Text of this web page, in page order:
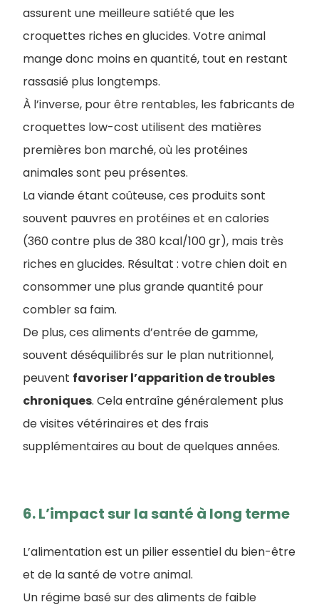
assurent une meilleure satiété que les
croquettes riches en glucides. Votre animal
mange donc moins en quantité, tout en restant
rassasié plus longtemps.
À l’inverse, pour être rentables, les fabricants de
croquettes low-cost utilisent des matières
premières bon marché, où les protéines
animales sont peu présentes.
La viande étant coûteuse, ces produits sont
souvent pauvres en protéines et en calories
(360 contre plus de 380 kcal/100 gr), mais très
riches en glucides. Résultat : votre chien doit en
consommer une plus grande quantité pour
combler sa faim.
De plus, ces aliments d’entrée de gamme,
souvent déséquilibrés sur le plan nutritionnel,
peuvent favoriser l’apparition de troubles
chroniques. Cela entraîne généralement plus
de visites vétérinaires et des frais
supplémentaires au bout de quelques années.
6. L’impact sur la santé à long terme
L’alimentation est un pilier essentiel du bien-être
et de la santé de votre animal.
Un régime basé sur des aliments de faible